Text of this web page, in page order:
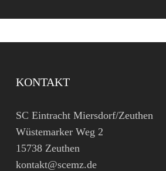
KONTAKT
SC Eintracht Miersdorf/Zeuthen
Wüstemarker Weg 2
15738 Zeuthen
kontakt@scemz.de